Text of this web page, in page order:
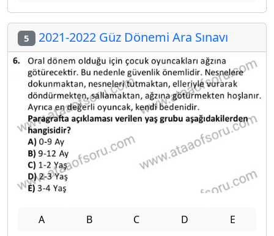
5 2021-2022 Güz Dönemi Ara Sınavı
A B C D E